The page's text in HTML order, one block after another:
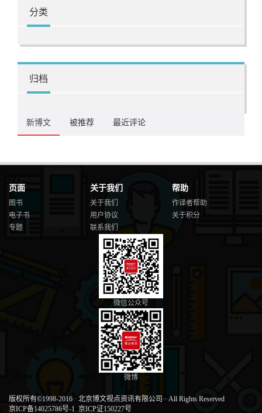
分类
归档
新博文 被推荐 最近评论
页面
图书
电子书
专题
关于我们
关于我们
用户协议
联系我们
帮助
作译者帮助
关于积分
微信公众号
微博
版权所有©1998-2016 · 北京博文视点资讯有限公司 · All Rights Reserved
京ICP备14025786号-1 京ICP证150227号